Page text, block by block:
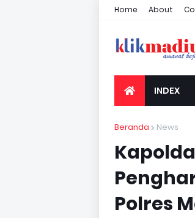
Home About
INDEX
Beranda News
Polres